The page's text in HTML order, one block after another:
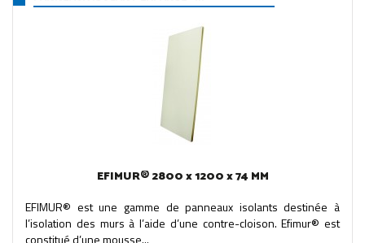
EFIMUR® 2800 x 1200 x 74 MM
EFIMUR® est une gamme de panneaux isolants destinée à
l’isolation des murs à l’aide d’une contre-cloison. Efimur® est
constitué d’une mousse...